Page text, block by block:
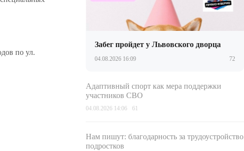
по ул.
Забег пройдет у Львовского дворца
04.08.2026 16:09 72
Адаптивный спорт как мера поддержки
участников СВО
04.08.2026 14:06 61
Нам пишут: благодарность за трудоустройство
подростков